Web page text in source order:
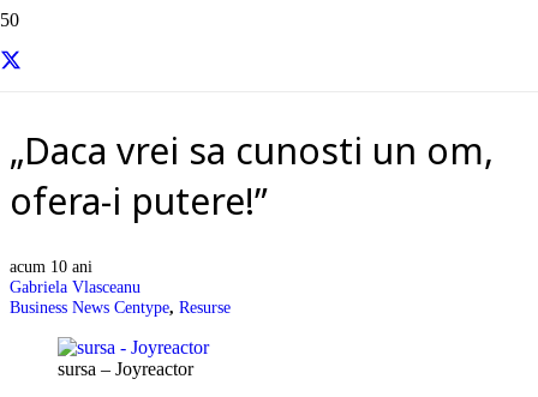
„Daca vrei sa cunosti un om,
ofera-i putere!”
acum 10 ani
Gabriela Vlasceanu
Business News Centype, Resurse
sursa – Joyreactor